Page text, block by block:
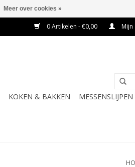
0 Artikelen - €0,00 Mijn
KOKEN & BAKKEN MESSENSLIJPEN
Meer over cookies »